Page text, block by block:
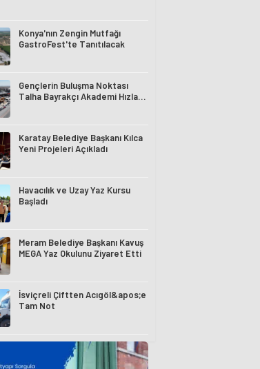
Konya'nın Zengin Mutfağı
GastroFest'te Tanıtılacak
Gençlerin Buluşma Noktası
Talha Bayrakçı Akademi Hızla
Karatay Belediye Başkanı Kılca
Yeni Projeleri Açıkladı
Havacılık ve Uzay Yaz Kursu
Başladı
Meram Belediye Başkanı Kavuş
MEGA Yaz Okulunu Ziyaret Etti
İsviçreli Çiftten Acıgöl&apos;e
Tam Not